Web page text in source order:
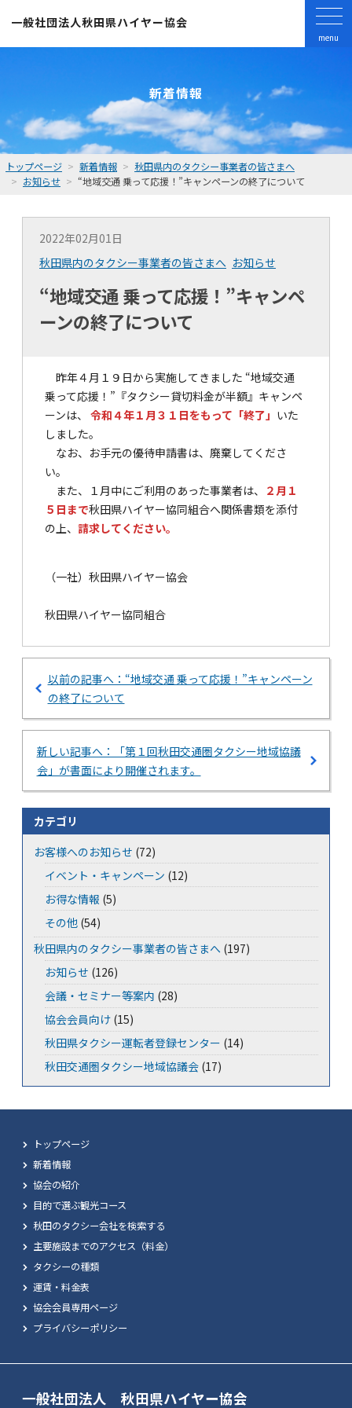
一般社団法人秋田県ハイヤー協会
menu
新着情報
トップページ 新着情報
秋田県内のタクシー事業者の皆さまへ
お知らせ
“地域交通 乗って応援！”キャンペーンの終了について
2022年02月01日
秋田県内のタクシー事業者の皆さまへ お知らせ
“地域交通 乗って応援！”キャンペ
ーンの終了について
昨年４月１９日から実施してきました “地域交通
乗って応援！”『タクシー貸切料金が半額』キャンペ
ーンは、 令和４年１月３１日をもって「終了」 いた
しました。
なお、お手元の優待申請書は、廃棄してくださ
い。
また、１月中にご利用のあった事業者は、 ２月１
５日まで秋田県ハイヤー協同組合へ関係書類を添付
の上、 請求してください。
（一社）秋田県ハイヤー協会
秋田県ハイヤー協同組合
以前の記事へ：“地域交通 乗って応援！”キャンペーン
の終了について
新しい記事へ：「第１回秋田交通圏タクシー地域協議
会」が書面により開催されます。
カテゴリ
お客様へのお知らせ (72)
イベント・キャンペーン (12)
お得な情報 (5)
その他 (54)
秋田県内のタクシー事業者の皆さまへ (197)
お知らせ (126)
会議・セミナー等案内 (28)
協会会員向け (15)
秋田県タクシー運転者登録センター (14)
秋田交通圏タクシー地域協議会 (17)
一般社団法人 秋田県ハイヤー協会
トップページ
新着情報
協会の紹介
目的で選ぶ観光コース
秋田のタクシー会社を検索する
主要施設までのアクセス（料金）
タクシーの種類
運賃・料金表
協会会員専用ページ
プライバシーポリシー